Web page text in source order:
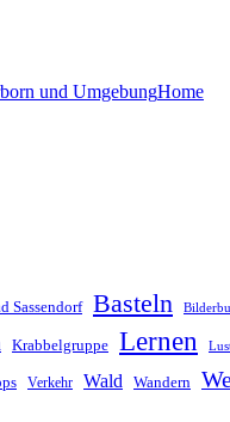
und UmgebungHome
Sassendorf Basteln
Krabbelgruppe Lernen
Verkehr Wald Wandern